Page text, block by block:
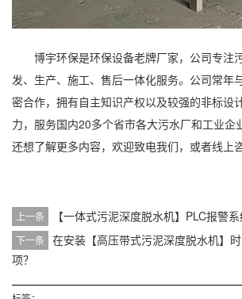
博宇环保是环保设备老牌厂家，公司专注
发、生产、施工、售后一体化服务。公司常年
密合作，拥有自主知识产权以及较强的非标设
力，服务国内20多个省市各大污水厂和工业企
还想了解更多内容，欢迎致电我们，或者线上咨
上一条 【一体式污泥深度脱水机】PLC报警
下一条
在安装【高压带式污泥深度脱水机】
项？